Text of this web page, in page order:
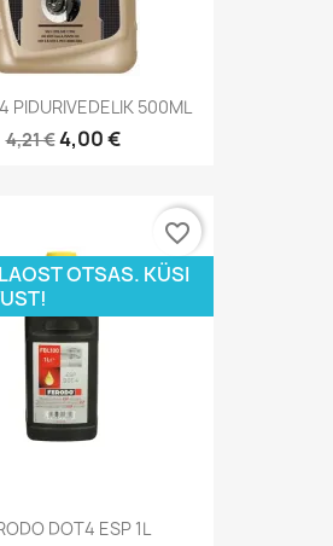
PIDURIVEDELIK 500ML
4,21 €4,00 €
DOT4 ESP 1L
OTSAS. KÜSI
favorite_border